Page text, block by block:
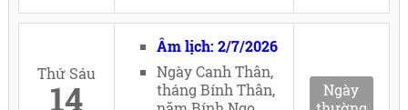
Thứ Sáu
14
Âm lịch: 2/7/2026
Ngày Canh Thân,
tháng Bính Thân,
Ngày